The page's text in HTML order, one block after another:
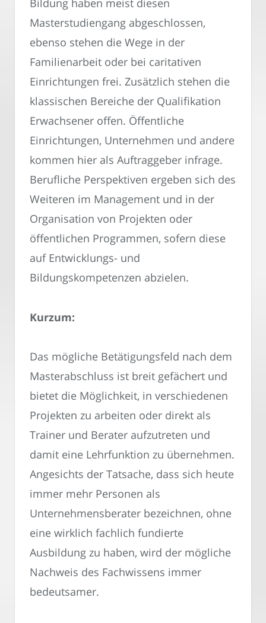
Bildung haben meist diesen
Masterstudiengang abgeschlossen,
ebenso stehen die Wege in der
Familienarbeit oder bei caritativen
Einrichtungen frei. Zusätzlich stehen die
klassischen Bereiche der Qualifikation
Erwachsener offen. Öffentliche
Einrichtungen, Unternehmen und andere
kommen hier als Auftraggeber infrage.
Berufliche Perspektiven ergeben sich des
Weiteren im Management und in der
Organisation von Projekten oder
öffentlichen Programmen, sofern diese
auf Entwicklungs- und
Bildungskompetenzen abzielen.
Kurzum:
Das mögliche Betätigungsfeld nach dem
Masterabschluss ist breit gefächert und
bietet die Möglichkeit, in verschiedenen
Projekten zu arbeiten oder direkt als
Trainer und Berater aufzutreten und
damit eine Lehrfunktion zu übernehmen.
Angesichts der Tatsache, dass sich heute
immer mehr Personen als
Unternehmensberater bezeichnen, ohne
eine wirklich fachlich fundierte
Ausbildung zu haben, wird der mögliche
Nachweis des Fachwissens immer
bedeutsamer.